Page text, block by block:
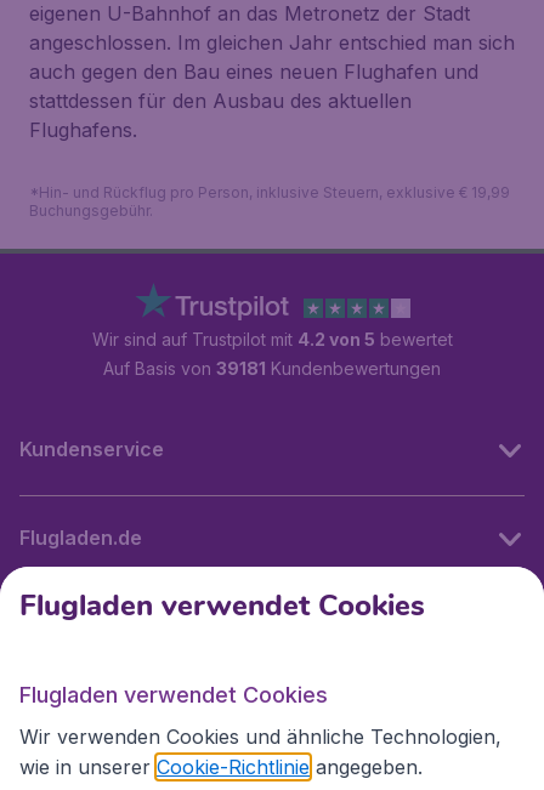
eigenen U-Bahnhof an das Metronetz der Stadt
angeschlossen. Im gleichen Jahr entschied man sich
auch gegen den Bau eines neuen Flughafen und
stattdessen für den Ausbau des aktuellen
Flughafens.
*Hin- und Rückflug pro Person, inklusive Steuern, exklusive € 19,99
Buchungsgebühr.
Wir sind auf Trustpilot mit 4.2 von 5 bewertet
Auf Basis von 39181 Kundenbewertungen
Kundenservice
Flugladen.de
Internationale Webseiten
Folgen Sie uns:
Flugladen verwendet Cookies
Flugladen verwendet Cookies
Wir verwenden Cookies und ähnliche Technologien,
wie in unserer Cookie-Richtlinie angegeben.